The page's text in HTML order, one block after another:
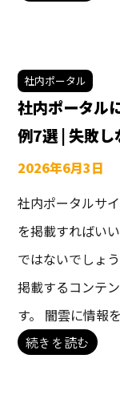
社内ポータル
社内ポータル
例7選 | 失敗
2026年6月3日
社内ポータルサ
を掲載すればい
ではないでしょ
掲載するコンテ
す。 闇雲に情報
続きを読む